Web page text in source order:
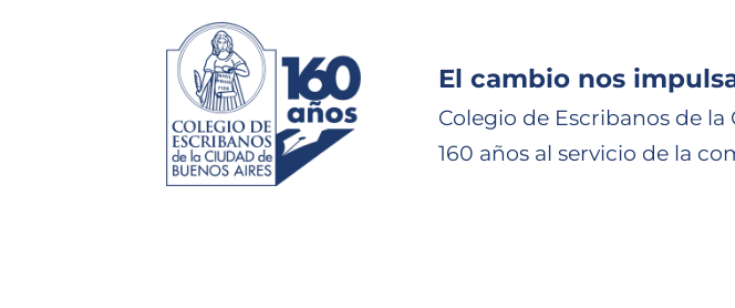
El cambio nos
Colegio de Escribanos de la
160 años al servicio de la